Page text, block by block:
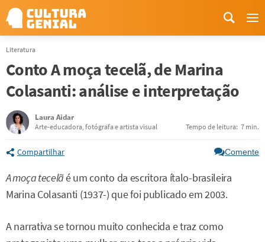
Literatura
Conto A moça tecelã, de Marina
Colasanti: análise e interpretação
Laura Aidar
Arte-educadora, fotógrafa e artista visual Tempo de leitura: 7 min.
Compartilhar Comente
A moça tecelãé um conto da escritora ítalo-brasileira
Marina Colasanti (1937-) que foi publicado em 2003.
A narrativa se tornou muito conhecida e traz como